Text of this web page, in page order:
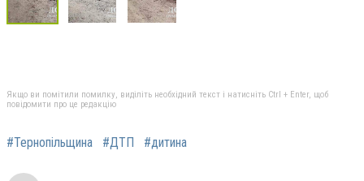
Якщо ви помітили помилку, виділіть необхідний текст і натисніть Ctrl + Enter, щоб
повідомити про це редакцію
#Тернопільщина #ДТП #дитина